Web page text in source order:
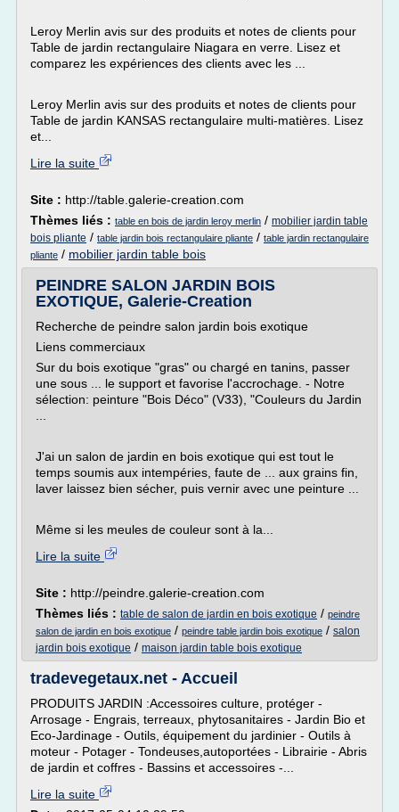
Leroy Merlin avis sur des produits et notes de clients pour
Table de jardin rectangulaire Niagara en verre. Lisez et
comparez les expériences des clients avec les ...
Leroy Merlin avis sur des produits et notes de clients pour
Table de jardin KANSAS rectangulaire multi-matières. Lisez
et...
Lire la suite
Site : http://table.galerie-creation.com
Thèmes liés : table en bois de jardin leroy merlin / mobilier jardin table
bois pliante / table jardin bois rectangulaire pliante / table jardin rectangulaire
pliante / mobilier jardin table bois
PEINDRE SALON JARDIN BOIS
EXOTIQUE, Galerie-Creation
Recherche de peindre salon jardin bois exotique
Liens commerciaux
Sur du bois exotique "gras" ou chargé en tanins, passer
une sous ... le support et favorise l'accrochage. - Notre
sélection: peinture "Bois Déco" (V33), "Couleurs du Jardin
J'ai un salon de jardin en bois exotique qui est tout le
temps soumis aux intempéries, faute de ... aux grains fin,
laver laissez bien sécher, puis vernir avec une peinture ...
Même si les meules de couleur sont à la...
Lire la suite
Site : http://peindre.galerie-creation.com
Thèmes liés : table de salon de jardin en bois exotique / peindre
salon de jardin en bois exotique / peindre table jardin bois exotique / salon
jardin bois exotique / maison jardin table bois exotique
tradevegetaux.net - Accueil
PRODUITS JARDIN :Accessoires culture, protéger -
Arrosage - Engrais, terreaux, phytosanitaires - Jardin Bio et
Eco-Jardinage - Outils, équipement du jardinier - Outils à
moteur - Potager - Tondeuses,autoportées - Librairie - Abris
de jardin et coffres - Bassins et accessoires -...
Lire la suite